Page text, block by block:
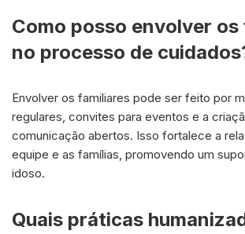
Como posso envolver os
no processo de
Envolver os familiares pode ser feito por
regulares, convites para eventos e a
comunicação abertos. Isso fortalece a
equipe e as famílias, promovendo um
idoso.
Quais práticas